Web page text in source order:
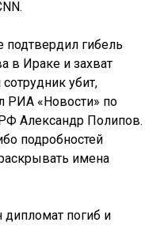
подтвердил гибель
в Ираке и захват
убит,
РИА «Новости» по
Александр Полипов.
подробностей
имена
погиб и